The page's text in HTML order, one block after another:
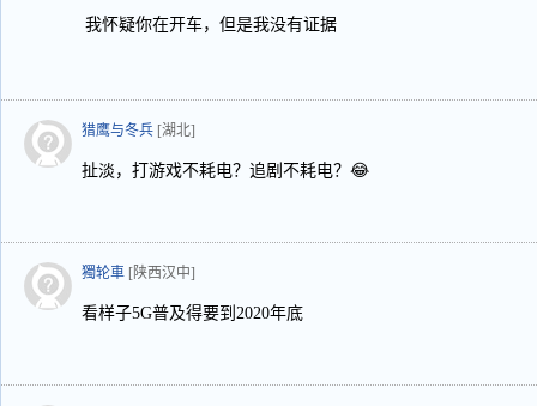
我怀疑你在开车，但是我没有证据
猎鹰与冬兵 [湖北]
扯淡，打游戏不耗电？追剧不耗电？😂
獨轮車 [陕西汉中]
看样子5G普及得要到2020年底